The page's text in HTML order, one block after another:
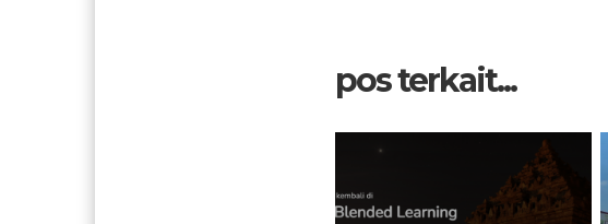
pos terkait...